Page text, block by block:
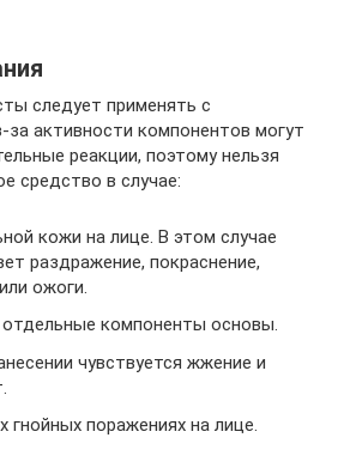
следует применять с
активности компонентов могут
реакции, поэтому нельзя
средство в случае:
кожи на лице. В этом случае
раздражение, покраснение,
ожоги.
отдельные компоненты основы.
чувствуется жжение и
гнойных поражениях на лице.